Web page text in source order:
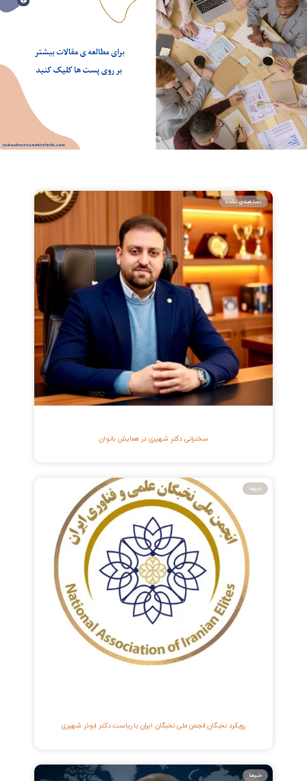
دسته‌بندی نشده
سخنرانی دکتر شهپری در همایش بانوان
خبرها
رویکرد نخبگان:انجمن ملی نخبگان ایران با رياست دكتر ابوذر شهپری
خبرها